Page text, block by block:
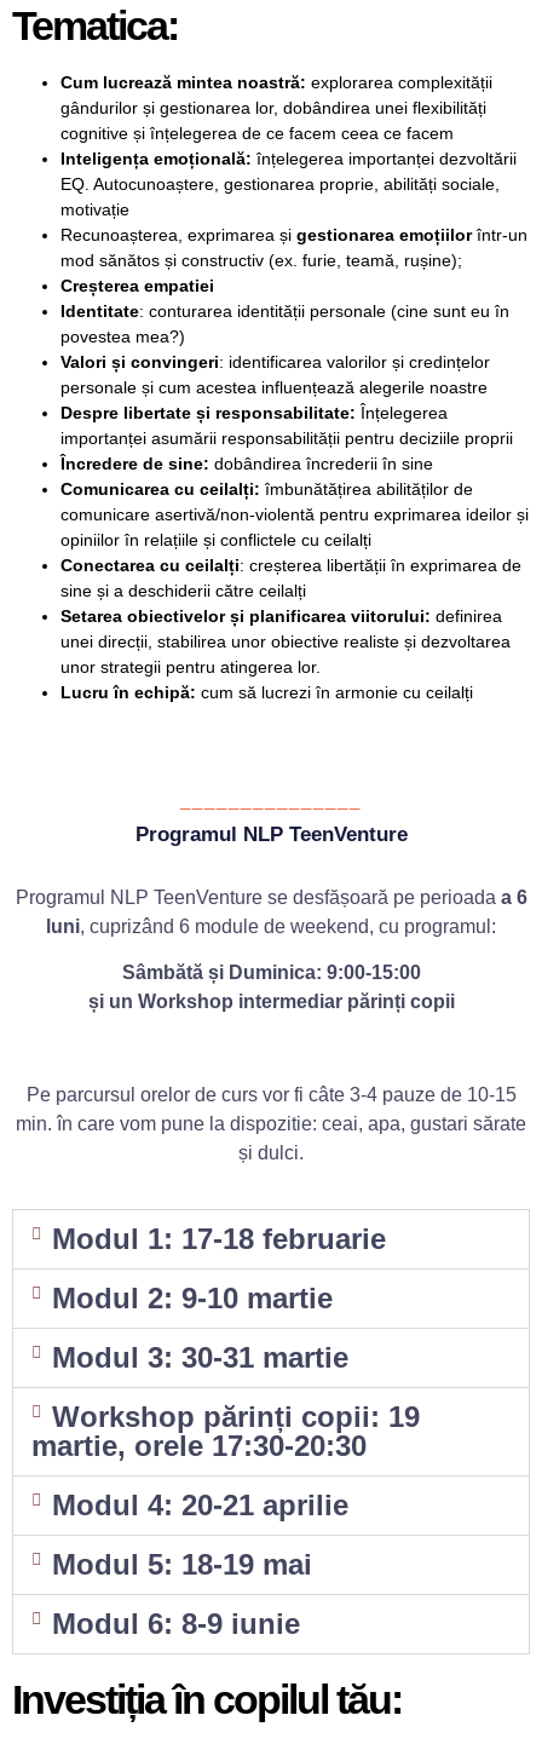
Tematica:
Cum lucrează mintea noastră: explorarea complexității
gândurilor și gestionarea lor, dobândirea unei flexibilități
cognitive și înțelegerea de ce facem ceea ce facem
Inteligența emoțională:înțelegerea importanței dezvoltării
EQ. Autocunoaștere, gestionarea proprie, abilități sociale,
motivație
Recunoașterea, exprimarea și gestionarea emoțiilorîntr-un
mod sănătos și constructiv (ex. furie, teamă, rușine);
Creșterea empatiei
Identitate: conturarea identității personale (cine sunt eu în
povestea mea?)
Valori și convingeri: identificarea valorilor și credințelor
personale și cum acestea influențează alegerile noastre
Despre libertate și responsabilitate: Înțelegerea
importanței asumării responsabilității pentru deciziile proprii
Încredere de sine: dobândirea încrederii în sine
Comunicarea cu ceilalți:îmbunătățirea abilităților de
comunicare asertivă/non-violentă pentru exprimarea ideilor și
opiniilor în relațiile și conflictele cu ceilalți
Conectarea cu ceilalți: creșterea libertății în exprimarea de
sine și a deschiderii către ceilalți
Setarea obiectivelor și planificarea viitorului: definirea
unei direcții, stabilirea unor obiective realiste și dezvoltarea
unor strategii pentru atingerea lor.
Lucru în echipă: cum să lucrezi în armonie cu ceilalți
Programul NLP TeenVenture
Programul NLP TeenVenture se desfășoară pe perioada a 6
luni, cuprizând 6 module de weekend, cu programul:
Sâmbătă și Duminica: 9:00-15:00
și un Workshop intermediar părinți copii
Pe parcursul orelor de curs vor fi câte 3-4 pauze de 10-15
min. în care vom pune la dispozitie: ceai, apa, gustari sărate
și dulci.
Modul 1: 17-18 februarie
Modul 2: 9-10 martie
Modul 3: 30-31 martie
Workshop părinți copii: 19
martie, orele 17:30-20:30
Modul 4: 20-21 aprilie
Modul 5: 18-19 mai
Modul 6: 8-9 iunie
Investiția în copilul tău: